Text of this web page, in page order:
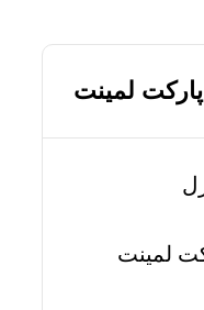
لمینت
لمینت